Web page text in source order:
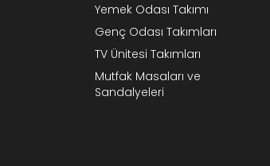
Yemek Odası Takımı
Genç Odası Takımları
TV Ünitesi Takımları
Mutfak Masaları ve
Sandalyeleri